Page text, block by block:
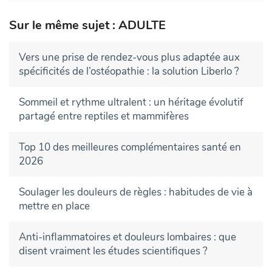
Sur le même sujet : ADULTE
Vers une prise de rendez-vous plus adaptée aux
spécificités de l’ostéopathie : la solution Liberlo ?
Sommeil et rythme ultralent : un héritage évolutif
partagé entre reptiles et mammifères
Top 10 des meilleures complémentaires santé en
2026
Soulager les douleurs de règles : habitudes de vie à
mettre en place
Anti-inflammatoires et douleurs lombaires : que
disent vraiment les études scientifiques ?